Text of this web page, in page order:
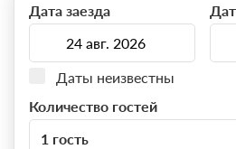
Дата заезда
Даты неизвестны
Количество гостей
1 гость